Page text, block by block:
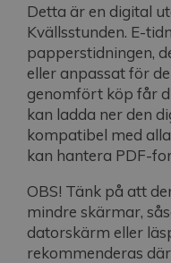
Detta är en digital
Kvällsstunden. E-
papperstidningen,
eller anpassat för
genomfört köp får
kan ladda ner den
kompatibel med
kan hantera PDF-
OBS! Tänk på att
mindre skärmar,
datorskärm eller
rekommenderas